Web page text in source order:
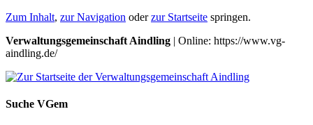
Zum Inhalt, zur Navigation oderzur Startseite springen.
Verwaltungsgemeinschaft Aindling | Online: https://www.vg-
aindling.de/
Suche VGem